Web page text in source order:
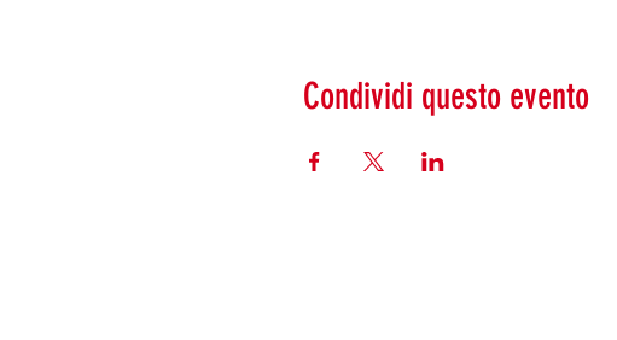
Condividi questo evento